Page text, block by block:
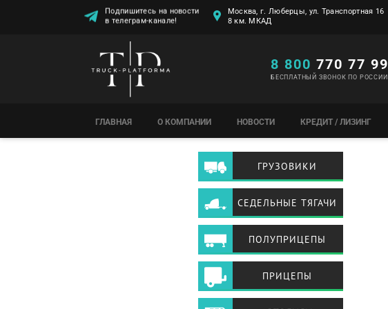
Подпишитесь на новости
в телеграм-канале!
Москва, г. Люберцы, ул. Транспортная 16
8 км. МКАД
8 800 770 77 99
БЕСПЛАТНЫЙ ЗВОНОК ПО РОССИИ
ГЛАВНАЯ О КОМПАНИИ НОВОСТИ КРЕДИТ / ЛИЗИНГ
ГРУЗОВИКИ
СЕДЕЛЬНЫЕ ТЯГАЧИ
ПОЛУПРИЦЕПЫ
ПРИЦЕПЫ